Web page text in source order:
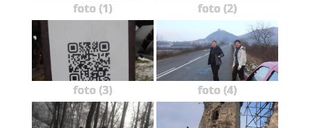
foto (1) foto (2)
foto (3) foto (4)